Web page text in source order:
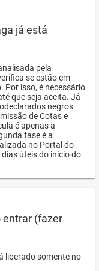
já está
pela
se estão em
Por isso, é necessário
que seja aceita. Já
negros
de Cotas e
é apenas a
fase é a
no Portal do
úteis do início do
entrar (fazer
liberado somente no